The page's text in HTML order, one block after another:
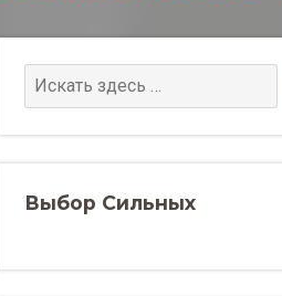
Выбор Сильных